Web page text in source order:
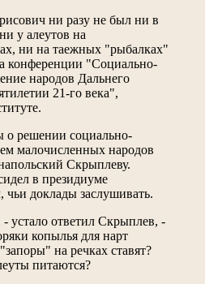
ни разу не был ни в
у алеутов на
ни на таежных "рыбалках"
конференции "Социально-
народов Дальнего
21-го века",
о решении социально-
малочисленных народов
Скрыплеву.
в президиуме
доклады заслушивать.
ответил Скрыплев, -
копылья для нарт
на речках ставят?
питаются?